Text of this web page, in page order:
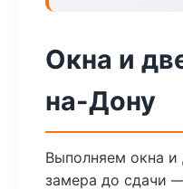
Окна и
на-Дону
Выполняем окна
замера до сдачи